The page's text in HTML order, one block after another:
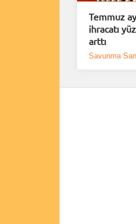
Temmuz
ihracatı
arttı
Savunma